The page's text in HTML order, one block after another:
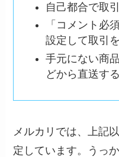
自己都合で取
「コメント必
設定して取引
手元にない商
どから直送す
メルカリでは、上記
定しています。うっ